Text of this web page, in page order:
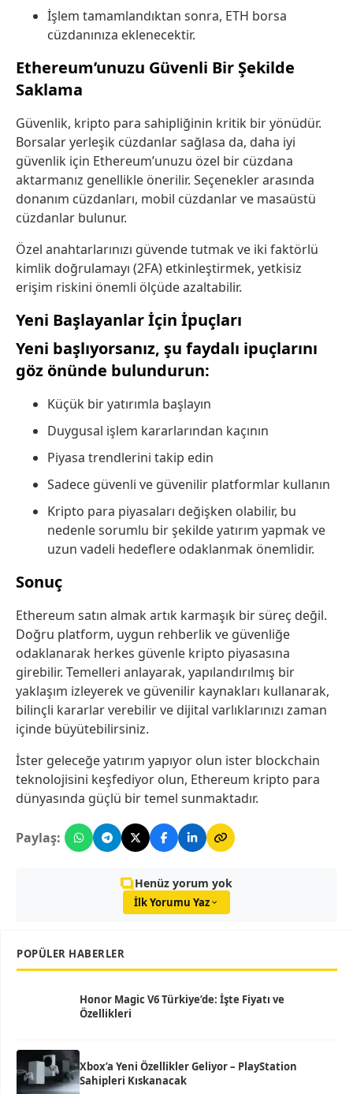
İşlem tamamlandıktan sonra, ETH borsa
cüzdanınıza eklenecektir.
Ethereum’unuzu Güvenli Bir Şekilde
Saklama
Güvenlik, kripto para sahipliğinin kritik bir yönüdür.
Borsalar yerleşik cüzdanlar sağlasa da, daha iyi
güvenlik için Ethereum’unuzu özel bir cüzdana
aktarmanız genellikle önerilir. Seçenekler arasında
donanım cüzdanları, mobil cüzdanlar ve masaüstü
cüzdanlar bulunur.
Özel anahtarlarınızı güvende tutmak ve iki faktörlü
kimlik doğrulamayı (2FA) etkinleştirmek, yetkisiz
erişim riskini önemli ölçüde azaltabilir.
Yeni Başlayanlar İçin İpuçları
Yeni başlıyorsanız, şu faydalı ipuçlarını
göz önünde bulundurun:
Küçük bir yatırımla başlayın
Duygusal işlem kararlarından kaçının
Piyasa trendlerini takip edin
Sadece güvenli ve güvenilir platformlar kullanın
Kripto para piyasaları değişken olabilir, bu
nedenle sorumlu bir şekilde yatırım yapmak ve
uzun vadeli hedeflere odaklanmak önemlidir.
Sonuç
Ethereum satın almak artık karmaşık bir süreç değil.
Doğru platform, uygun rehberlik ve güvenliğe
odaklanarak herkes güvenle kripto piyasasına
girebilir. Temelleri anlayarak, yapılandırılmış bir
yaklaşım izleyerek ve güvenilir kaynakları kullanarak,
bilinçli kararlar verebilir ve dijital varlıklarınızı zaman
içinde büyütebilirsiniz.
İster geleceğe yatırım yapıyor olun ister blockchain
teknolojisini keşfediyor olun, Ethereum kripto para
dünyasında güçlü bir temel sunmaktadır.
Paylaş:
Henüz yorum yok
İlk Yorumu Yaz
POPÜLER HABERLER
Honor Magic V6 Türkiye’de: İşte Fiyatı ve
Özellikleri
Xbox’a Yeni Özellikler Geliyor – PlayStation
Sahipleri Kıskanacak